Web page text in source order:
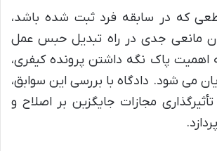
که در سابقه فرد ثبت شده باشد،
مانعی جدی در راه تبدیل حبس عمل
اهمیت پاک نگه داشتن پرونده کیفری،
می شود. دادگاه با بررسی این سوابق،
تأثیرگذاری مجازات جایگزین بر اصلاح و